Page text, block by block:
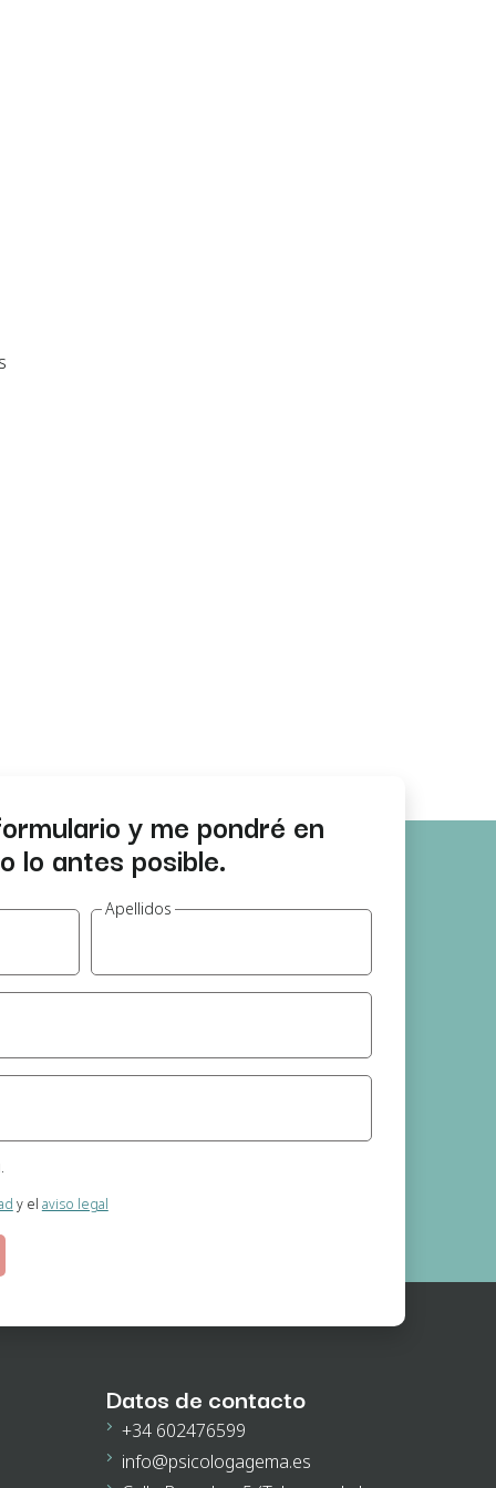
y me pondré en
lo antes posible.
Apellidos
que se realizan a través de la página web.
cesión de datos prevista, salvo obligación legal.
acceso, rectificación, supresión, oposición, portabilidad y retirada de
y el aviso legal
Datos de contacto
+34 602476599
info@psicologagema.es